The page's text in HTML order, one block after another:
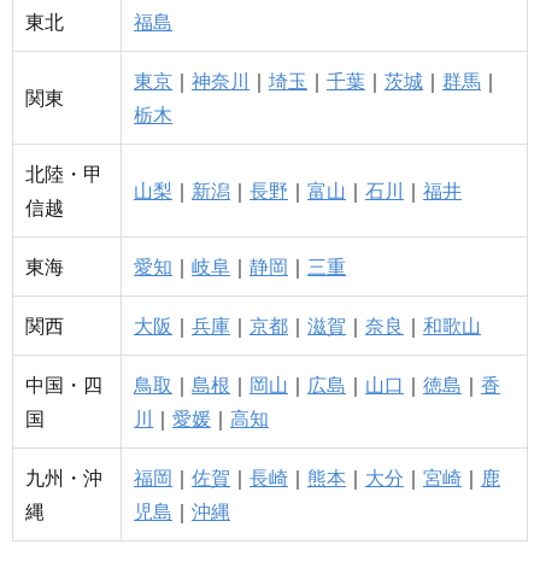
東北
福島
関東
東京 ｜ 神奈川 ｜ 埼玉 ｜ 千葉 ｜ 茨城 ｜ 群馬 ｜
栃木
北陸・甲
信越
山梨 ｜ 新潟 ｜ 長野 ｜ 富山 ｜ 石川 ｜ 福井
東海 愛知 ｜ 岐阜 ｜ 静岡 ｜ 三重
関西 大阪 ｜ 兵庫 ｜ 京都 ｜ 滋賀 ｜ 奈良 ｜ 和歌山
中国・四
国
鳥取 ｜ 島根 ｜ 岡山 ｜ 広島 ｜ 山口 ｜ 徳島 ｜ 香
川 ｜ 愛媛 ｜ 高知
九州・沖
縄
福岡 ｜ 佐賀 ｜ 長崎 ｜ 熊本 ｜ 大分 ｜ 宮崎 ｜ 鹿
児島 ｜ 沖縄